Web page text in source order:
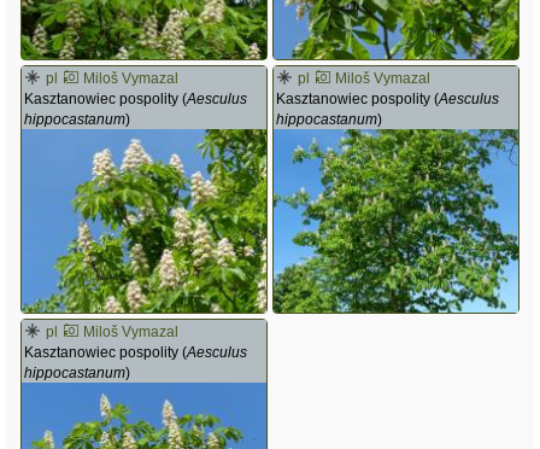
pl
Miloš Vymazal
Kasztanowiec pospolity (Aesculus
hippocastanum)
pl
Miloš Vymazal
Kasztanowiec pospolity (Aesculus
hippocastanum)
pl
Miloš Vymazal
Kasztanowiec pospolity (Aesculus
hippocastanum)